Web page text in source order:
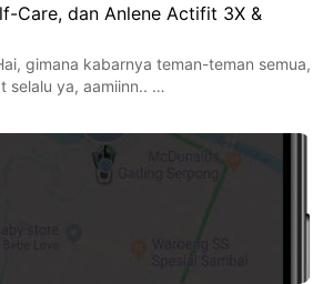
Care, dan Anlene Actifit 3X &
gimana kabarnya teman-teman semua,
selalu ya, aamiinn.. …